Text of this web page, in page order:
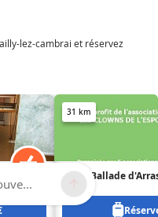
lez-cambrai et réservez
31 km
7ème Ballade